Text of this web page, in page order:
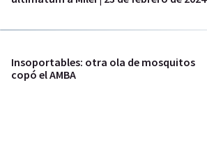
Insoportables: otra ola de mosquitos
copó el AMBA